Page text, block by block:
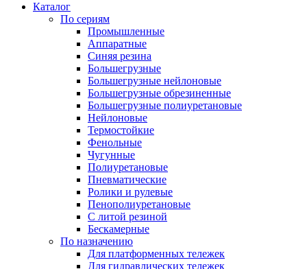
Каталог
По сериям
Промышленные
Аппаратные
Синяя резина
Большегрузные
Большегрузные нейлоновые
Большегрузные обрезиненные
Большегрузные полиуретановые
Нейлоновые
Термостойкие
Фенольные
Чугунные
Полиуретановые
Пневматические
Ролики и рулевые
Пенополиуретановые
С литой резиной
Бескамерные
По назначению
Для платформенных тележек
Для гидравлических тележек